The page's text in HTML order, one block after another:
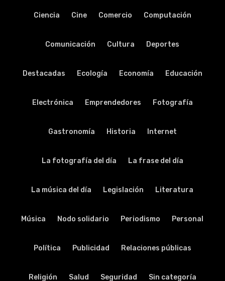
Ciencia Cine Comercio Computación
Comunicación Cultura Deportes
Destacadas Ecología Economía Educación
Electrónica Emprendedores Fotografía
Gastronomía Historia Internet
La fotografía del día La frase del día
La música del día Legislación Literatura
Música Nodo solidario Periodismo Personal
Política Publicidad Relaciones públicas
Religión Salud Seguridad Sin categoría